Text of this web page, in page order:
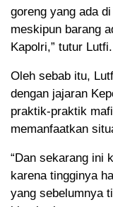
goreng yang ada
meskipun barang
Kapolri,” tutur Lutfi.
Oleh sebab itu,
dengan jajaran
praktik-praktik
memanfaatkan
“Dan sekarang ini
karena tingginya
yang sebelumnya